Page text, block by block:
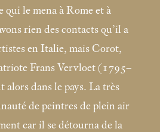
qui le mena à Rome et à
rien des contacts qu’il a
en Italie, mais Corot,
Frans Vervloet (1795–
alors dans le pays. La très
de peintres de plein air
car il se détourna de la